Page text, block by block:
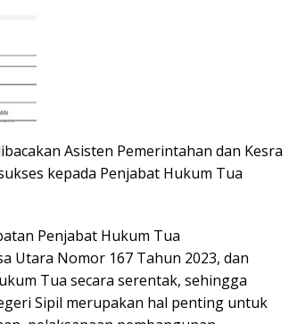
Asisten Pemerintahan dan Kesra
kepada Penjabat Hukum Tua
Penjabat Hukum Tua
Utara Nomor 167 Tahun 2023, dan
Tua secara serentak, sehingga
Sipil merupakan hal penting untuk